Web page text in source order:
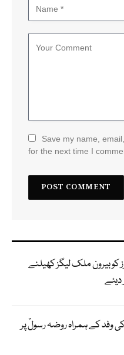
Save my name,
for the next time I
کو بیرون ملک لیگز کھیلنے
دیئے
وفد کے ہمراہ روضہ رسولؐ پر